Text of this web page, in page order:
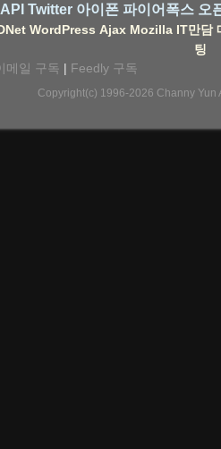
Twitter 아이폰 파이어폭스 오
WordPress Ajax Mozilla IT만담
팅
메일 구독 | Feedly 구독
Copyright(c) 1996-2026 Channy Yun